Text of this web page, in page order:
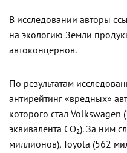
В исследовании авторы
на экологию Земли
автоконцернов.
По результатам
антирейтинг «вредных»
которого стал Volkswagen
эквивалента CO₂). За ним
миллионов), Toyota (562